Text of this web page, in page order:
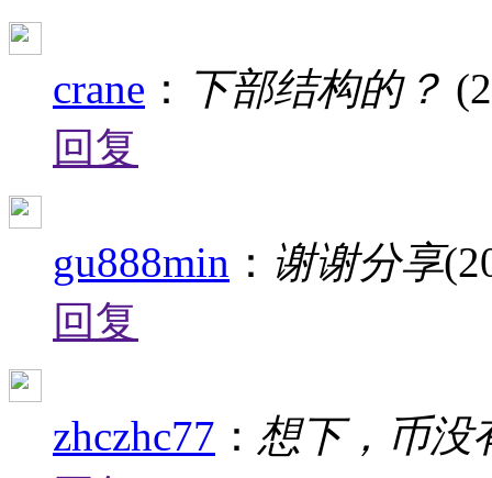
crane ： 下部结构的？
回复
gu888min ： 谢谢分享
回复
zhczhc77 ： 想下，币没